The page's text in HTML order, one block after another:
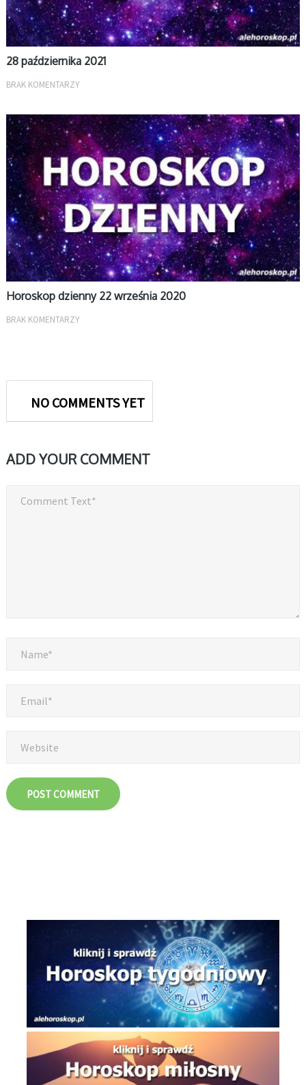
28 października 2021
BRAK KOMENTARZY
DZIENNY
Horoskop dzienny 22 września 2020
BRAK KOMENTARZY
NO COMMENTS YET
ADD YOUR COMMENT